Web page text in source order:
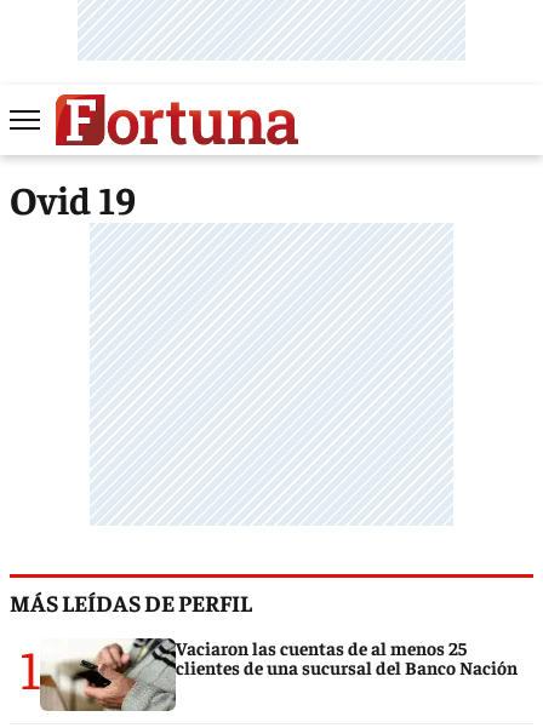
Ovid 19
MÁS LEÍDAS DE PERFIL
1
Vaciaron las cuentas de al menos 25
clientes de una sucursal del Banco Nación